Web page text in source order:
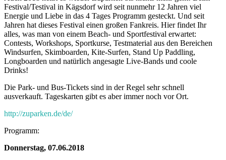
Festival/Testival in Kägsdorf wird seit nunmehr 12 Jahren viel
Energie und Liebe in das 4 Tages Programm gesteckt. Und seit
Jahren hat dieses Festival einen großen Fankreis. Hier findet Ihr
alles, was man von einem Beach- und Sportfestival erwartet:
Contests, Workshops, Sportkurse, Testmaterial aus den Bereichen
Windsurfen, Skimboarden, Kite-Surfen, Stand Up Paddling,
Longboarden und natürlich angesagte Live-Bands und coole
Drinks!
Die Park- und Bus-Tickets sind in der Regel sehr schnell
ausverkauft. Tageskarten gibt es aber immer noch vor Ort.
http://zuparken.de/de/
Programm:
Donnerstag, 07.06.2018